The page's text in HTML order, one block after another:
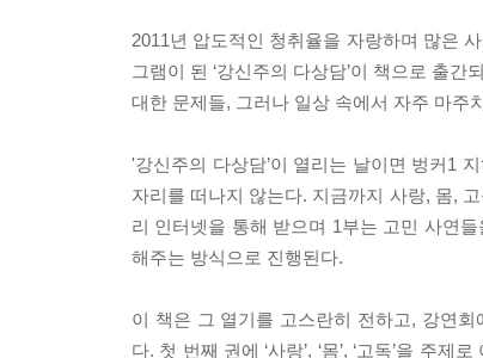
2011년 압도적인 청취율을 자랑하며 많은
그램이 된 ‘강신주의 다상담’이 책으로 출
대한 문제들, 그러나 일상 속에서 자주 마주
'강신주의 다상담’이 열리는 날이면 벙커1
자리를 떠나지 않는다. 지금까지 사랑, 몸,
리 인터넷을 통해 받으며 1부는 고민 사연
해주는 방식으로 진행된다.
이 책은 그 열기를 고스란히 전하고, 강연
다. 첫 번째 권에 ‘사랑’, ‘몸’, ‘고독’을 주